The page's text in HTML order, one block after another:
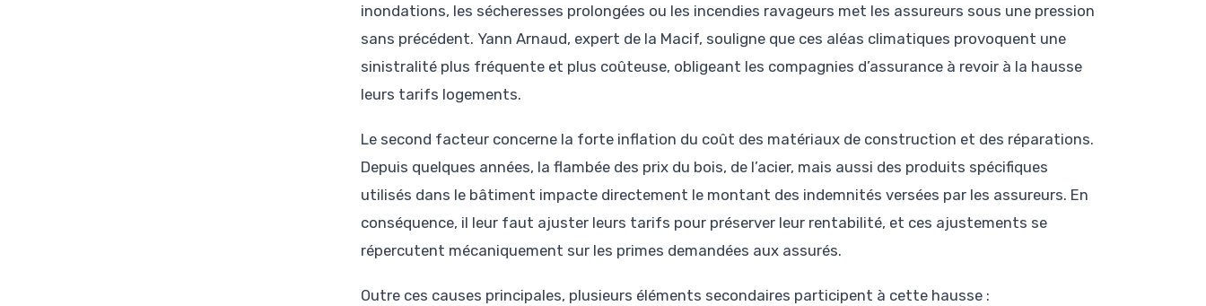
inondations, les sécheresses prolongées ou les incendies ravageurs met les assureurs sous une pression
sans précédent. Yann Arnaud, expert de la Macif, souligne que ces aléas climatiques provoquent une
sinistralité plus fréquente et plus coûteuse, obligeant les compagnies d’assurance à revoir à la hausse
leurs tarifs logements.
Le second facteur concerne la forte inflation du coût des matériaux de construction et des réparations.
Depuis quelques années, la flambée des prix du bois, de l’acier, mais aussi des produits spécifiques
utilisés dans le bâtiment impacte directement le montant des indemnités versées par les assureurs. En
conséquence, il leur faut ajuster leurs tarifs pour préserver leur rentabilité, et ces ajustements se
répercutent mécaniquement sur les primes demandées aux assurés.
Outre ces causes principales, plusieurs éléments secondaires participent à cette hausse :